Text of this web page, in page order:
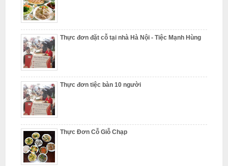
Thực đơn đặt cỗ tại nhà Hà Nội - Tiệc Mạnh Hùng
Thực đơn tiệc bàn 10 người
Thực Đơn Cỗ Giỗ Chạp